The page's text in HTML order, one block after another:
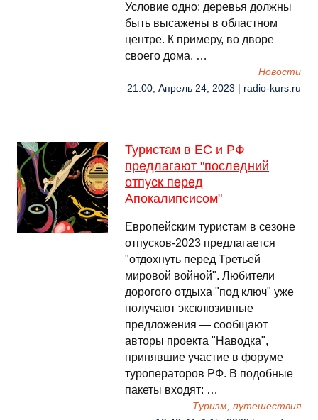
Условие одно: деревья должны
быть высажены в областном
центре. К примеру, во дворе
своего дома. …
Новости
21:00, Апрель 24, 2023 | radio-kurs.ru
Туристам в ЕС и РФ
предлагают "последний
отпуск перед
Апокалипсисом"
Европейским туристам в сезоне
отпусков-2023 предлагается
"отдохнуть перед Третьей
мировой войной". Любители
дорогого отдыха "под ключ" уже
получают эксклюзивные
предложения — сообщают
авторы проекта "Наводка",
принявшие участие в форуме
туроператоров РФ. В подобные
пакеты входят: …
Туризм, путешествия